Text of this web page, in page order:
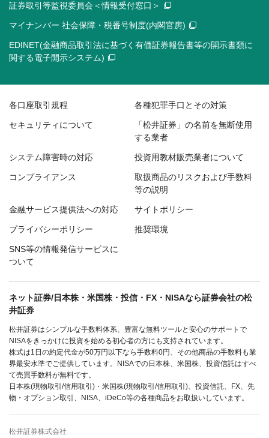
証券取引等監視委員会＜情報受付窓口＞
マイナンバー 社会保障・税番号制度(内閣官房)
EDINET(金融商品取引法に基づく有価証券報告書等の開示書類に
関する電子開示システム)
各口座取引規程 各種犯罪手口とその対策
セキュリティについて
「松井証券」の名前を無断使用
する業者
システム障害時の対応 投資用教材販売業者について
コンプライアンス
取扱商品のリスクおよび手数料
等の説明
金融サービス提供法への対応 サイトポリシー
プライバシーポリシー 推奨環境
SNS等の情報発信サービスに
ついて
ネット証券/日本株・米国株・投信・FX・NISAなら証券会社の松
井証券
松井証券はシンプルな手数料体系、豊富な無料ツールと安心のサポートで
NISAをきっかけに投資を始める初心者の方にも支持されています。
株式は1日の約定代金が50万円以下なら手数料0円、その他商品の手数料も業
界最安水準でご提供しています。NISAでの日本株、米国株、投資信託はすべ
て売買手数料が無料です。
日本株(現物取引/信用取引)・米国株(現物取引/信用取引)、投資信託、FX、先
物・オプション取引、NISA、iDeCo等の各種商品をお取扱いしています。
松井証券株式会社